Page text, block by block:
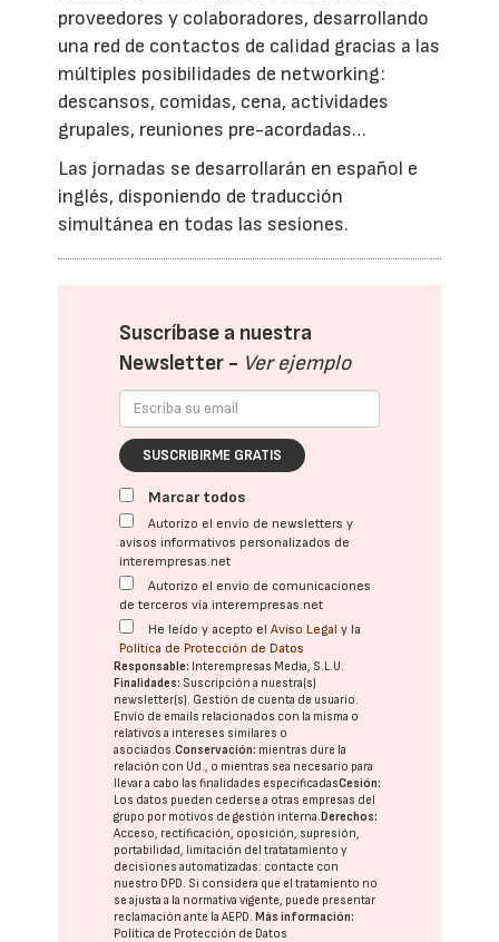
proveedores y colaboradores, desarrollando
una red de contactos de calidad gracias a las
múltiples posibilidades de networking:
descansos, comidas, cena, actividades
grupales, reuniones pre-acordadas…
Las jornadas se desarrollarán en español e
inglés, disponiendo de traducción
simultánea en todas las sesiones.
Suscríbase a nuestra
Newsletter - Ver ejemplo
SUSCRIBIRME GRATIS
Marcar todos
Autorizo el envío de newsletters y
avisos informativos personalizados de
interempresas.net
Autorizo el envío de comunicaciones
de terceros vía interempresas.net
He leído y acepto elAviso Legal y la
Política de Protección de Datos
Responsable: Interempresas Media, S.L.U.
Finalidades: Suscripción a nuestra(s)
newsletter(s). Gestión de cuenta de usuario.
Envío de emails relacionados con la misma o
relativos a intereses similares o
asociados.Conservación: mientras dure la
relación con Ud., o mientras sea necesario para
llevar a cabo las finalidades especificadasCesión:
Los datos pueden cederse a otras empresas del
grupo por motivos de gestión interna.Derechos:
Acceso, rectificación, oposición, supresión,
portabilidad, limitación del tratatamiento y
decisiones automatizadas: contacte con
nuestro DPD. Si considera que el tratamiento no
se ajusta a la normativa vigente, puede presentar
reclamación ante laAEPD.Más información:
Política de Protección de Datos